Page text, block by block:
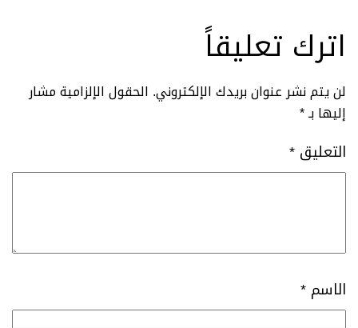
اترك تعليقاً
لن يتم نشر عنوان بريدك الإلكتروني. الحقول الإلزامية مشار
إليها بـ*
التعليق *
الاسم *